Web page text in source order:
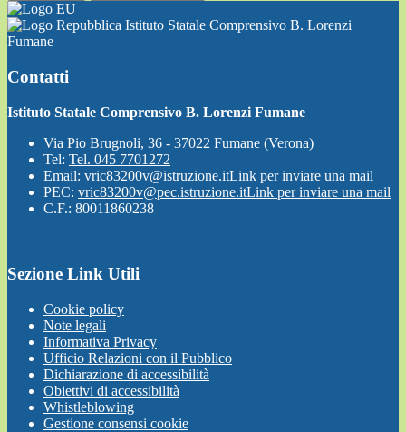
Istituto Statale Comprensivo B. Lorenzi
Fumane
Contatti
Istituto Statale Comprensivo B. Lorenzi Fumane
Via Pio Brugnoli, 36 - 37022 Fumane (Verona)
Tel: Tel. 045 7701272
Email: vric83200v@istruzione.itLink per inviare una mail
PEC: vric83200v@pec.istruzione.itLink per inviare una mail
C.F.: 80011860238
Sezione Link Utili
Cookie policy
Note legali
Informativa Privacy
Ufficio Relazioni con il Pubblico
Dichiarazione di accessibilità
Obiettivi di accessibilità
Whistleblowing
Gestione consensi cookie